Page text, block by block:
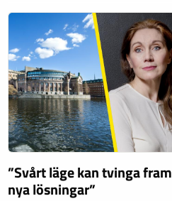
”Svårt läge kan tvinga fram
nya lösningar”